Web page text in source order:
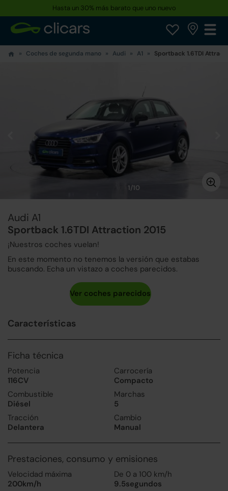
Hasta un 30% más barato que uno nuevo
Coches de segunda mano Audi A1 Sportback 1.6TDI
1/10
Audi A1
Sportback 1.6TDI Attraction 2015
¡Nuestros coches vuelan!
En este momento no tenemos la versión que estabas
buscando. Echa un vistazo a coches parecidos.
Características
Ficha técnica
Potencia
116CV
Carrocería
Compacto
Combustible
Diésel
Marchas
5
Tracción
Delantera
Cambio
Manual
Prestaciones, consumo y emisiones
Velocidad máxima
200km/h
De 0 a 100 km/h
9.5segundos